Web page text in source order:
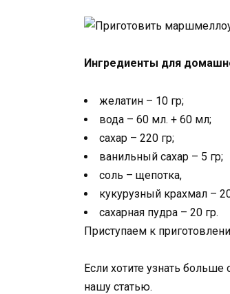
Ингредиенты для
желатин – 10 гр;
вода – 60 мл. + 60 мл;
сахар – 220 гр;
ванильный сахар – 5 гр;
соль – щепотка,
кукурузный крахмал –
сахарная пудра – 20 гр.
Приступаем к
Если хотите узнать больше
нашу статью.